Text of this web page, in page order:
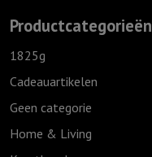
Productcategorieën
1825g
Cadeauartikelen
Geen categorie
Home & Living